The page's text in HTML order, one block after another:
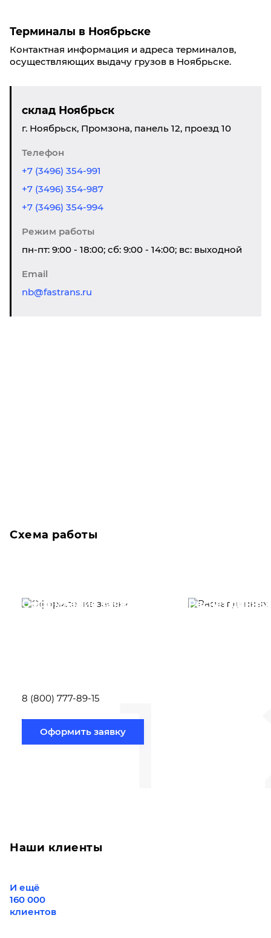
Терминалы в Ноябрьске
Контактная информация и адреса терминалов,
осуществляющих выдачу грузов в Ноябрьске.
склад Ноябрьск
г. Ноябрьск, Промзона, панель 12, проезд 10
Телефон
+7 (3496) 354-991
+7 (3496) 354-987
+7 (3496) 354-994
Режим работы
пн-пт: 9:00 - 18:00; сб: 9:00 - 14:00; вс: выходной
Email
nb@fastrans.ru
Схема работы
1
Оформление заявки
8 (800) 777-89-15
Оформить заявку
Расчет
Наши клиенты
И ещё
160 000
клиентов